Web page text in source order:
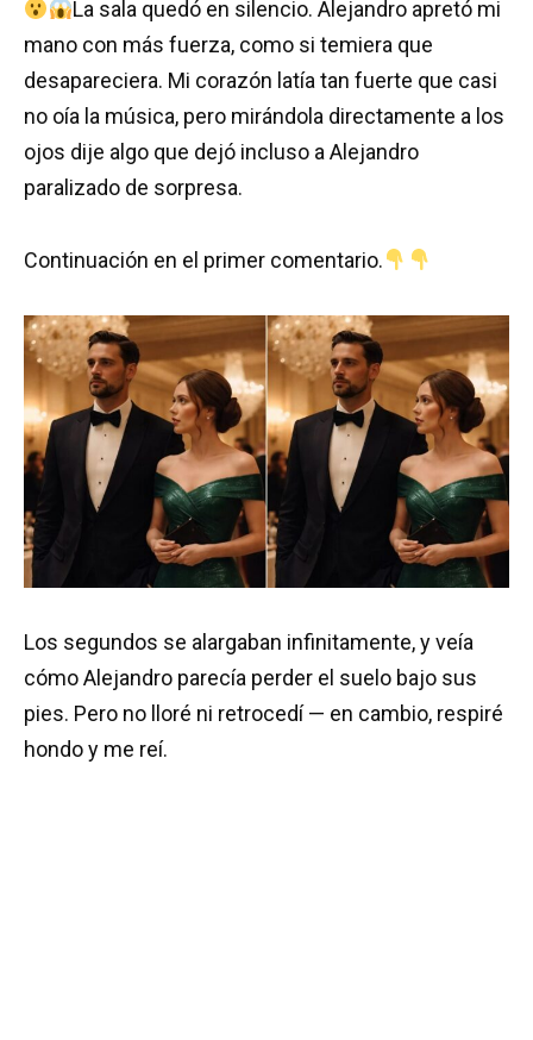
La sala quedó en silencio. Alejandro apretó mi
mano con más fuerza, como si temiera que
desapareciera. Mi corazón latía tan fuerte que casi
no oía la música, pero mirándola directamente a los
ojos dije algo que dejó incluso a Alejandro
paralizado de sorpresa.
Continuación en el primer comentario.
Los segundos se alargaban infinitamente, y veía
cómo Alejandro parecía perder el suelo bajo sus
pies. Pero no lloré ni retrocedí — en cambio, respiré
hondo y me reí.